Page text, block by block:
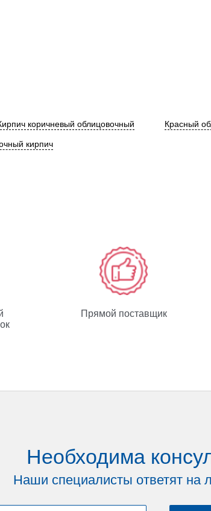
коричневый облицовочный Красный
кирпич
Прямой поставщик
Необходима
Наши специалисты ответят на